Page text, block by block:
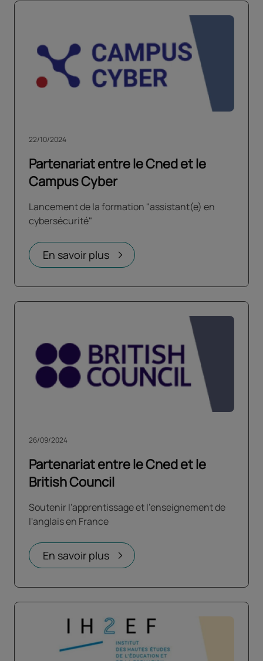
Partenariat entre le Cned et le
Campus Cyber
22/10/2024
Lancement de la formation "assistant(e) en
cybersécurité"
En savoir plus
Partenariat entre le Cned et le
British Council
26/09/2024
Soutenir l'apprentissage et l'enseignement de
l'anglais en France
En savoir plus